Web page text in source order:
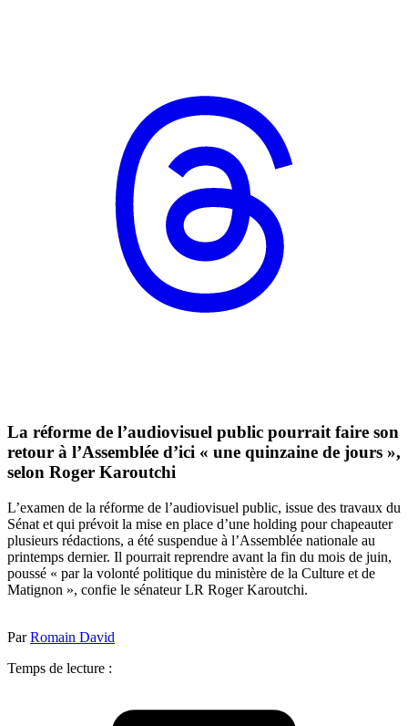
La réforme de l’audiovisuel public pourrait faire son
retour à l’Assemblée d’ici « une quinzaine de jours »,
selon Roger Karoutchi
L’examen de la réforme de l’audiovisuel public, issue des travaux du
Sénat et qui prévoit la mise en place d’une holding pour chapeauter
plusieurs rédactions, a été suspendue à l’Assemblée nationale au
printemps dernier. Il pourrait reprendre avant la fin du mois de juin,
poussé « par la volonté politique du ministère de la Culture et de
Matignon », confie le sénateur LR Roger Karoutchi.
ParRomain David
Temps de lecture :